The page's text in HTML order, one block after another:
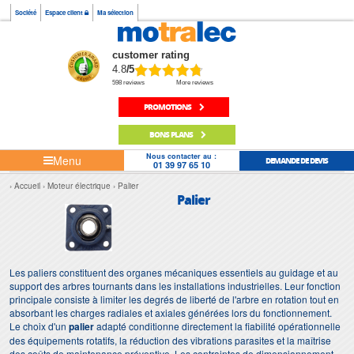
Société Espace client Ma sélection
customer rating
4.8/5
598 reviews More reviews
PROMOTIONS
BONS PLANS
Menu Nous contacter au :
01 39 97 65 10 DEMANDE DE DEVIS
Accueil Moteur électrique Palier
Palier
Les paliers constituent des organes mécaniques essentiels au guidage et au
support des arbres tournants dans les installations industrielles. Leur fonction
principale consiste à limiter les degrés de liberté de l'arbre en rotation tout en
absorbant les charges radiales et axiales générées lors du fonctionnement.
Le choix d'un palieradapté conditionne directement la fiabilité opérationnelle
des équipements rotatifs, la réduction des vibrations parasites et la maîtrise